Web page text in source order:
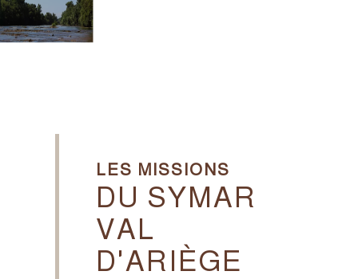
LES MISSIONS
DU SYMAR
VAL
D'ARIÈGE